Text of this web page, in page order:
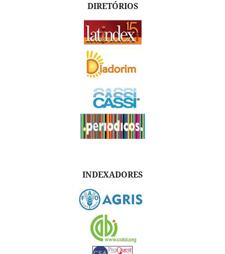
DIRETÓRIOS
INDEXADORES